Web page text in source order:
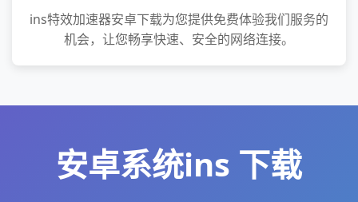
ins特效加速器安卓下载为您提供免费体验我们服务的
机会，让您畅享快速、安全的网络连接。
安卓系统ins 下载